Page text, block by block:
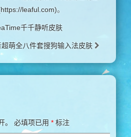
leaful.com)。
千千静听皮肤
超萌全八件套搜狗输入法皮肤
。 必填项已用 * 标注